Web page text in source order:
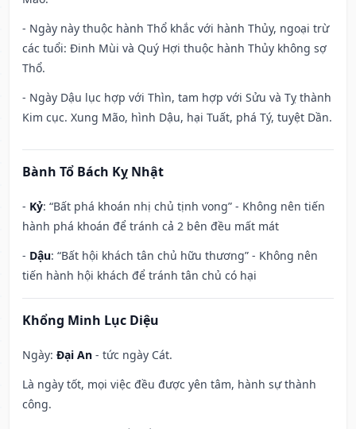
- Ngày này thuộc hành Thổ khắc với hành Thủy, ngoại trừ
các tuổi: Đinh Mùi và Quý Hợi thuộc hành Thủy không sợ
Thổ.
- Ngày Dậu lục hợp với Thìn, tam hợp với Sửu và Tỵ thành
Kim cục. Xung Mão, hình Dậu, hại Tuất, phá Tý, tuyệt Dần.
Bành Tổ Bách Kỵ Nhật
- Kỷ: “Bất phá khoán nhị chủ tịnh vong” - Không nên tiến
hành phá khoán để tránh cả 2 bên đều mất mát
- Dậu: “Bất hội khách tân chủ hữu thương” - Không nên
tiến hành hội khách để tránh tân chủ có hại
Khổng Minh Lục Diệu
Ngày: Đại An - tức ngày Cát.
Là ngày tốt, mọi việc đều được yên tâm, hành sự thành
công.